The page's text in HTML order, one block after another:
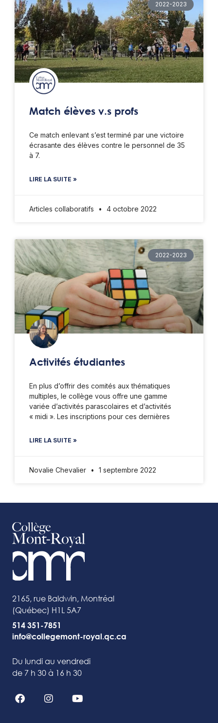
2022-2023
Match élèves v.s profs
Ce match enlevant s’est terminé par une victoire
écrasante des élèves contre le personnel de 35
à 7.
LIRE LA SUITE »
Articles collaboratifs 4 octobre 2022
2022-2023
Activités étudiantes
En plus d’offrir des comités aux thématiques
multiples, le collège vous offre une gamme
variée d’activités parascolaires et d’activités
« midi ». Les inscriptions pour ces dernières
LIRE LA SUITE »
Novalie Chevalier 1 septembre 2022
2165, rue Baldwin, Montréal
(Québec) H1L 5A7
514 351-7851
info@collegemont-royal.qc.ca
Du lundi au vendredi
de 7 h 30 à 16 h 30